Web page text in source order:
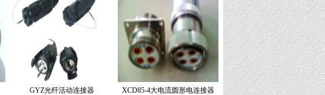
GYZ光纤活动连接器 XCD85-4大电流圆形电连接器